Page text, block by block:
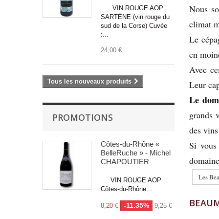
VIN ROUGE AOP
SARTÈNE (vin rouge du
sud de la Corse) Cuvée
:...
24,00 €
Tous les nouveaux produits
PROMOTIONS
Côtes-du-Rhône «
BelleRuche » - Michel
CHAPOUTIER
VIN ROUGE AOP
Côtes-du-Rhône...
8,20 € -11.35% 9,25 €
Nous
climat
Le
en
Avec
Leur
Le
grands
des
Si
Les